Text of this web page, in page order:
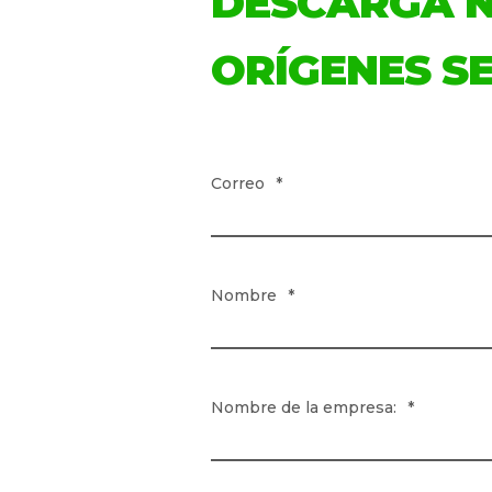
ORÍGENES
Correo *
Nombre *
Nombre de la empresa: *